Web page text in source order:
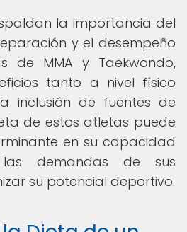
la importancia del
y el desempeño
de MMA y Taekwondo,
tanto a nivel físico
inclusión de fuentes de
de estos atletas puede
en su capacidad
demandas de sus
su potencial deportivo.